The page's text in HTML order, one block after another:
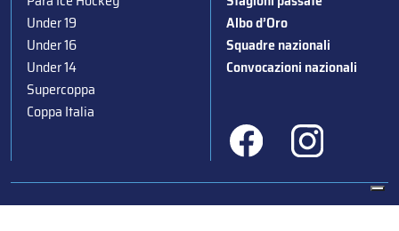
Under 19
Under 16
Under 14
Supercoppa
Coppa Italia
Albo d’Oro
Squadre nazionali
Convocazioni nazionali